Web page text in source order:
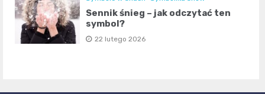
Sennik śnieg – jak odczytać ten
symbol?
22 lutego 2026